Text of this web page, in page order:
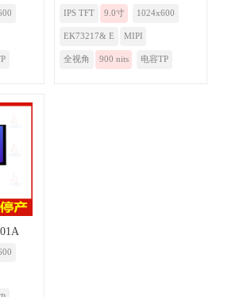
IPS TFT 9.0寸 1024x600
EK73217& E MIPI
全视角 900 nits 电容TP